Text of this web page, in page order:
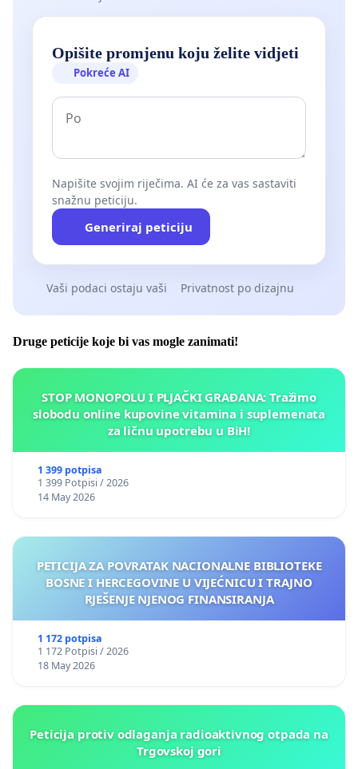
Opišite promjenu koju želite vidjeti
Pokreće AI
Napišite svojim riječima. AI će za vas sastaviti
snažnu peticiju.
Generiraj peticiju
Vaši podaci ostaju vaši Privatnost po dizajnu
Druge peticije koje bi vas mogle zanimati!
STOP MONOPOLU I PLJAČKI GRAĐANA: Tražimo
slobodu online kupovine vitamina i suplemenata
za ličnu upotrebu u BiH!
1 399 potpisa
1 399 Potpisi / 2026
14 May 2026
PETICIJA ZA POVRATAK NACIONALNE BIBLIOTEKE
BOSNE I HERCEGOVINE U VIJEĆNICU I TRAJNO
RJEŠENJE NJENOG FINANSIRANJA
1 172 potpisa
1 172 Potpisi / 2026
18 May 2026
Peticija protiv odlaganja radioaktivnog otpada na
Trgovskoj gori